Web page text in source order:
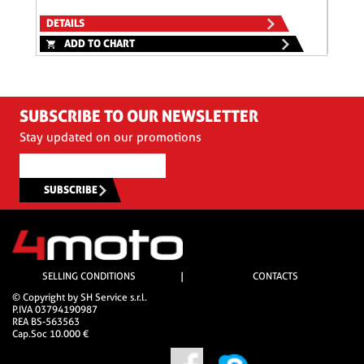
DETAILS
ADD TO CHART
SUBSCRIBE TO OUR NEWSLETTER
Stay updated on our promotions
SUBSCRIBE
SELLING CONDITIONS
CONTACTS
© Copyright by SH Service s.r.l.
P.IVA 03794190987
REA BS-563563
Cap.Soc 10.000 €